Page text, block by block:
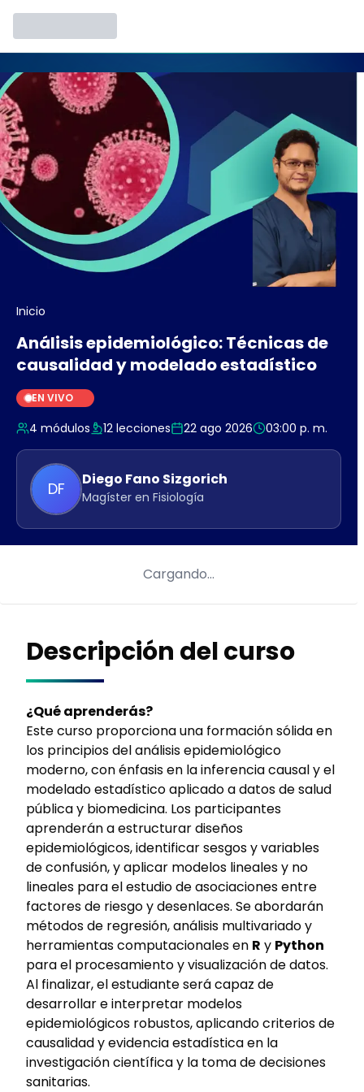
Descripción del curso
¿Qué aprenderás?
Este curso proporciona una formación sólida en
los principios del análisis epidemiológico
moderno, con énfasis en la inferencia causal y el
modelado estadístico aplicado a datos de salud
pública y biomedicina. Los participantes
aprenderán a estructurar diseños
epidemiológicos, identificar sesgos y variables
de confusión, y aplicar modelos lineales y no
lineales para el estudio de asociaciones entre
factores de riesgo y desenlaces. Se abordarán
métodos de regresión, análisis multivariado y
herramientas computacionales en R y Python
para el procesamiento y visualización de datos.
Al finalizar, el estudiante será capaz de
desarrollar e interpretar modelos
epidemiológicos robustos, aplicando criterios de
causalidad y evidencia estadística en la
investigación científica y la toma de decisiones
sanitarias.
Inicio
Análisis epidemiológico: Técnicas de
causalidad y modelado estadístico
EN VIVO
4 módulos 12 lecciones 22 ago 2026 03:00 p. m.
DF Diego Fano Sizgorich
Magíster en Fisiología
Cargando…